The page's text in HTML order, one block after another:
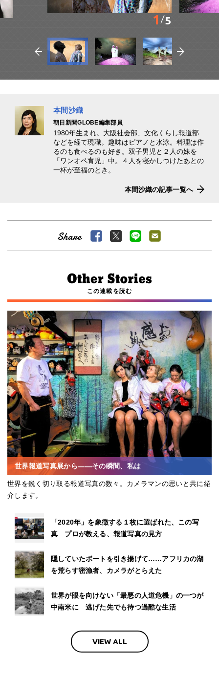
1 5
本間沙織
朝日新聞GLOBE編集部員
1980年生まれ。大阪社会部、文化くらし報道部
などを経て現職。趣味はピアノと水泳。料理は作
るのも食べるのも好き。双子男児と２人の妹を
「ワンオペ育児」中。４人を寝かしつけたあとの
一杯が至福のとき。
本間沙織の記事一覧へ
この連載を読む
世界報道写真展から――その瞬間、私は
世界を鋭く切り取る報道写真の数々。カメラマンの思いと共に紹
介します。
「2020年」を象徴する１枚に選ばれた、この写
真 プロが教える、報道写真の見方
隠していたボートを引き揚げて……アフリカの湖
を荒らす密漁者、カメラがとらえた
世界が眼を向けない「最悪の人道危機」の一つが
中南米に 逃げた先でも待つ過酷な生活
VIEW ALL